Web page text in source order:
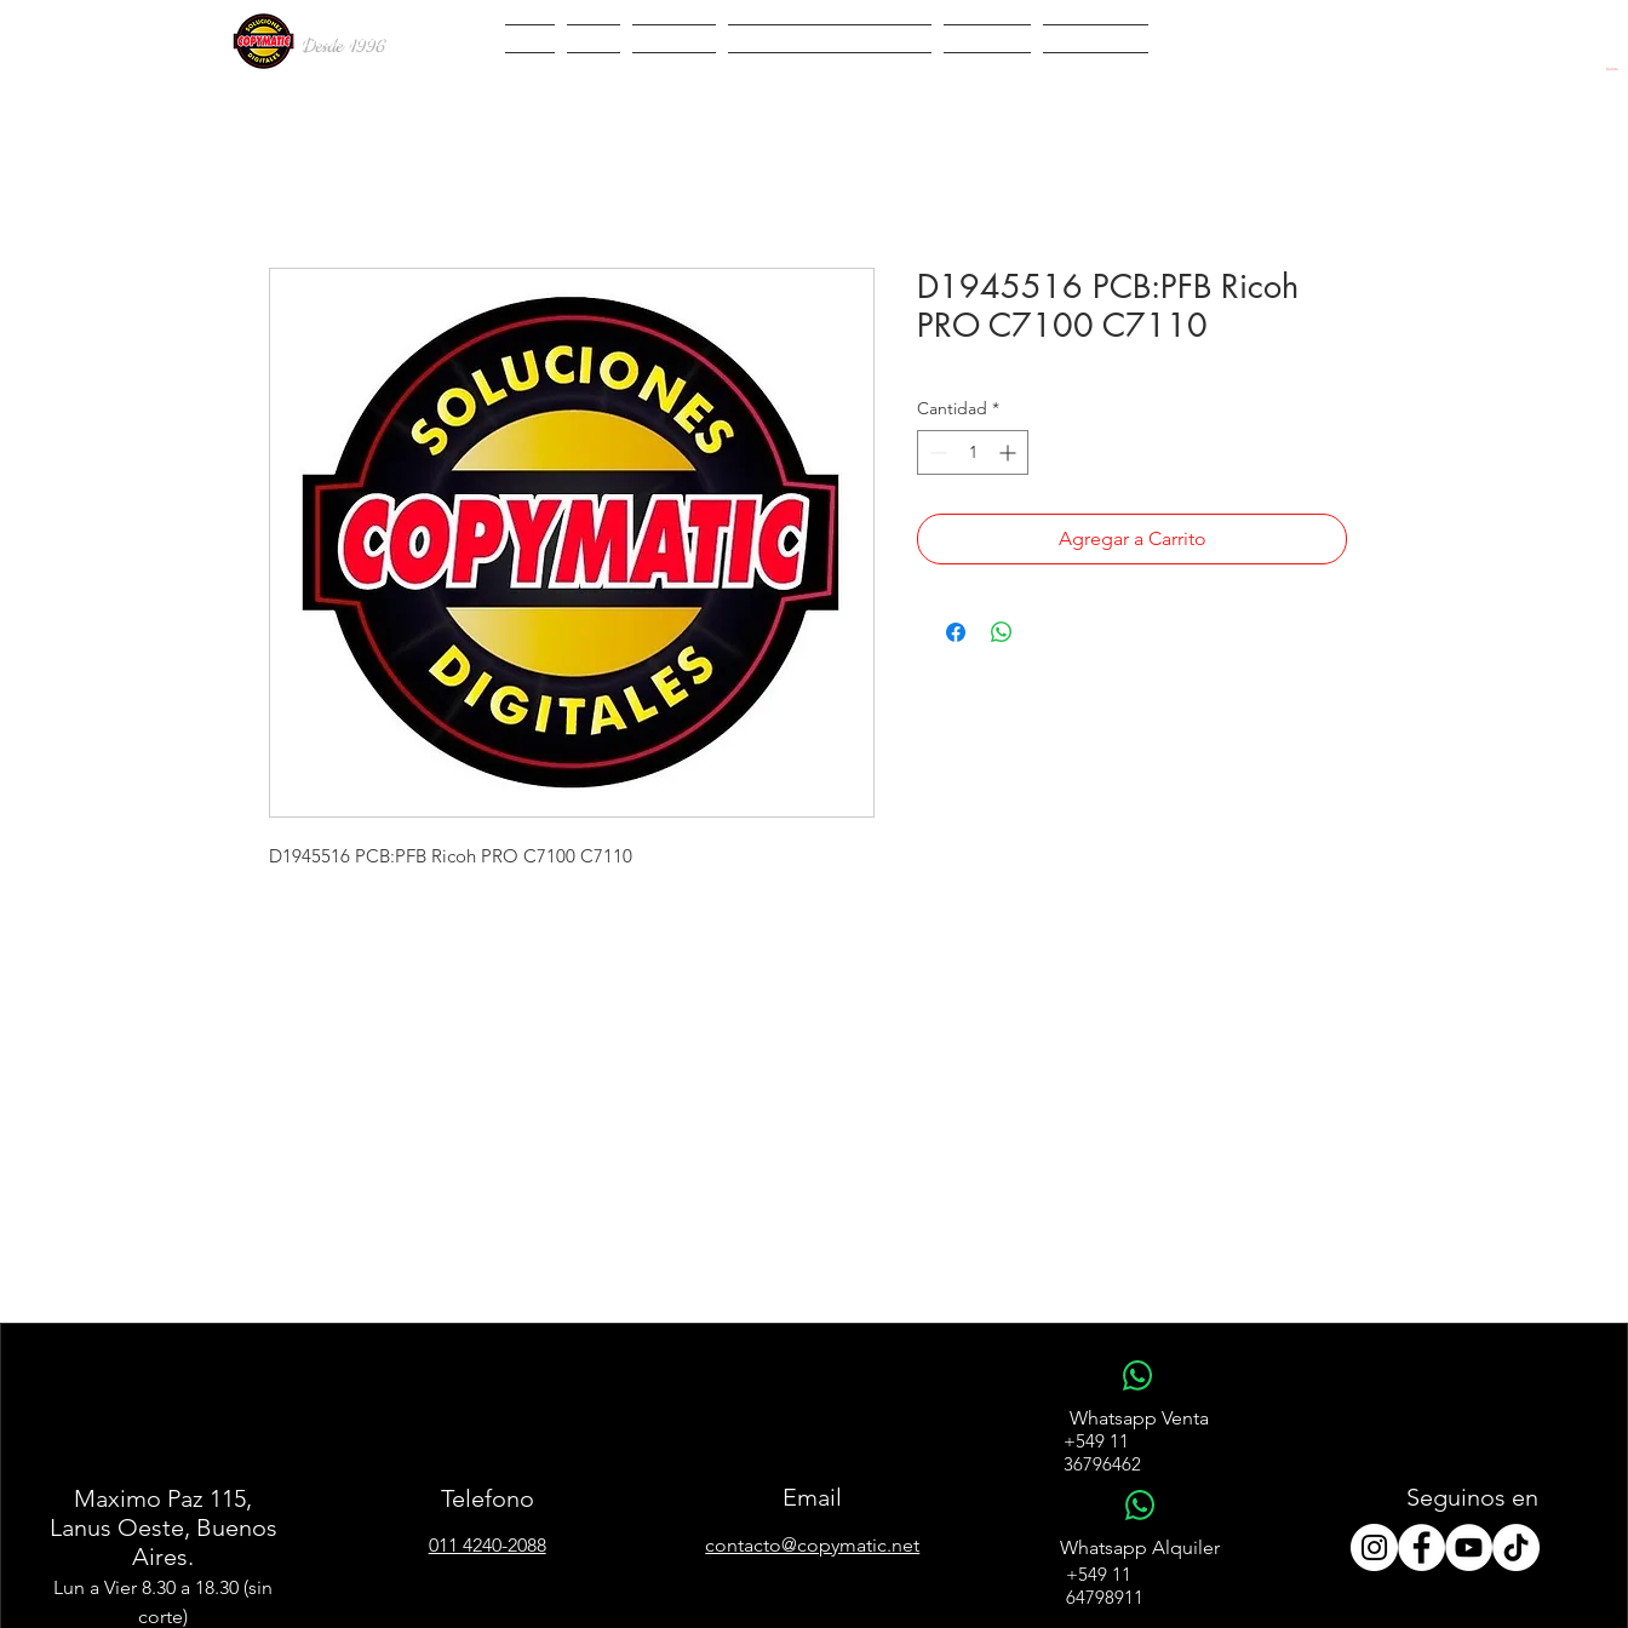
Desde 1996
D1945516 PCB:PFB Ricoh PRO C7100 C7110
D1945516 PCB:PFB Ricoh
PRO C7100 C7110
Cantidad *
Agregar a Carrito
Carrito
Maximo Paz 115,
Lanus Oeste, Buenos
Aires.
Lun a Vier 8.30 a 18.30 (sin
corte)
Telefono
011 4240-2088
Email
contacto@copymatic.net
Whatsapp Venta
+549 11
36796462
Whatsapp Alquiler
+549 11
64798911
Seguinos en